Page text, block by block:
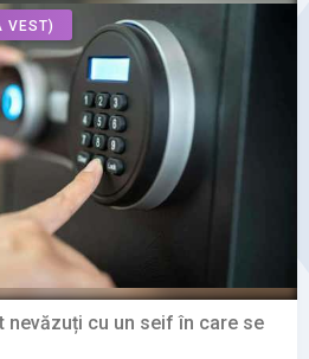
VEST)
nevăzuți cu un seif în care se